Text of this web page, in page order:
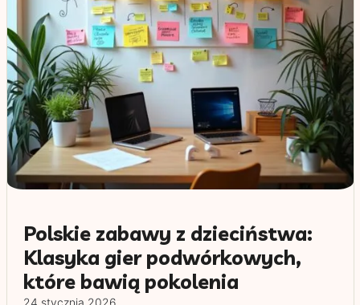
Polskie zabawy z dzieciństwa:
Klasyka gier podwórkowych,
które bawią pokolenia
24 stycznia 2026